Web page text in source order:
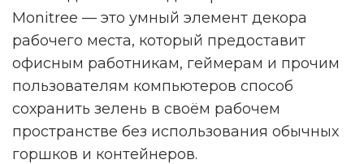
Monitree — это умный элемент декора
рабочего места, который предоставит
офисным работникам, геймерам и прочим
пользователям компьютеров способ
сохранить зелень в своём рабочем
пространстве без использования обычных
горшков и контейнеров.